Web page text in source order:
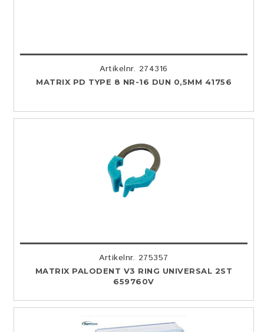
Artikelnr. 274316
MATRIX PD TYPE 8 NR-16 DUN 0,5MM 41756
Artikelnr. 275357
MATRIX PALODENT V3 RING UNIVERSAL 2ST
659760V